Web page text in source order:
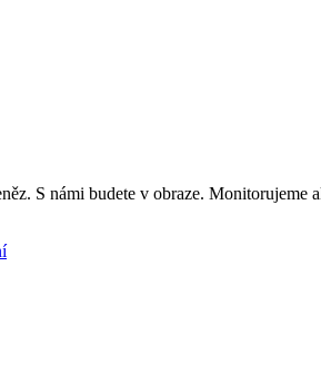
S námi budete v obraze.